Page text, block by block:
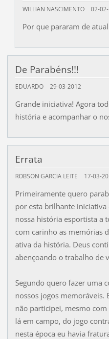
WILLIAN NASCIMENTO 02-
Por que pararam de
De Parabéns!!!
EDUARDO 29-03-2012
Grande iniciativa! Agora
história e acompanhar o
Errata
ROBSON GARCIA LEITE 17-03-
Primeiramente quero
por esta brilhante
nossa história esportista a
com carinho as memórias
ativa da história. Deus
abençoando o trabalho de
Segundo quero fazer uma
nossos jogos
não participei, mesmo
lá em campo, do jogo
nesta época eu havia